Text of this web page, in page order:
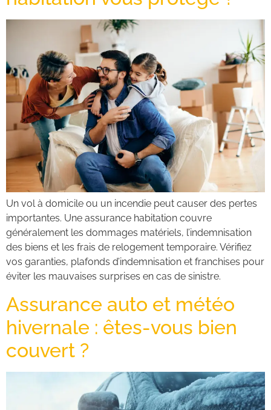
Un vol à domicile ou un incendie peut causer des pertes
importantes. Une assurance habitation couvre
généralement les dommages matériels, l’indemnisation
des biens et les frais de relogement temporaire. Vérifiez
vos garanties, plafonds d’indemnisation et franchises pour
éviter les mauvaises surprises en cas de sinistre.
Assurance auto et météo
hivernale : êtes-vous bien
couvert ?